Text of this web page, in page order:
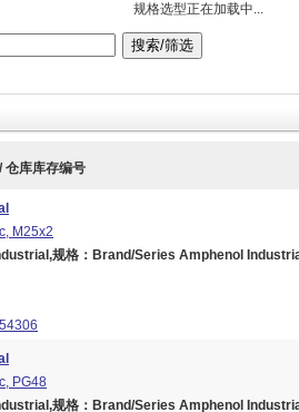
规格选型正在加载中...
仓库库存编号
M25x2
规格：Brand/Series Amphenol
PG48
规格：Brand/Series Amphenol